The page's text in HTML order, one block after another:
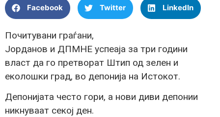
Facebook Twitter LinkedIn
Почитувани граѓани,
Јорданов и ДПМНЕ успеаја за три години
власт да го претворат Штип од зелен и
еколошки град, во депонија на Истокот.
Депонијата често гори, а нови диви депонии
никнуваат секој ден.